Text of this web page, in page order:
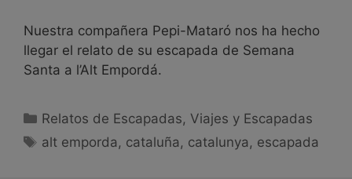
Nuestra compañera Pepi-Mataró nos ha hecho
llegar el relato de su escapada de Semana
Santa a l’Alt Empordá.
Relatos de Escapadas, Viajes y Escapadas
alt emporda , cataluña , catalunya , escapada